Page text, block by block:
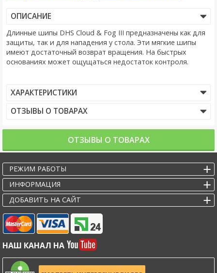
ОПИСАНИЕ
Длинные шипы DHS Cloud & Fog III предназначены как для
защиты, так и для нападения у стола. Эти мягкие шипы
имеют достаточный возврат вращения. На быстрых
основаниях может ощущаться недостаток контроля.
ХАРАКТЕРИСТИКИ
ОТЗЫВЫ О ТОВАРАХ
ОТЗЫВЫ О ТОВАРАХ
РЕЖИМ РАБОТЫ
ИНФОРМАЦИЯ
ДОБАВИТЬ НА САЙТ
НАШ КАНАЛ НА